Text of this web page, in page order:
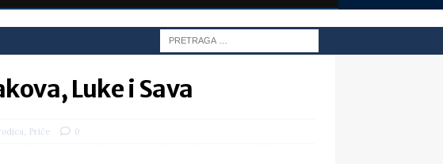
Luke i Sava
, Priče 0